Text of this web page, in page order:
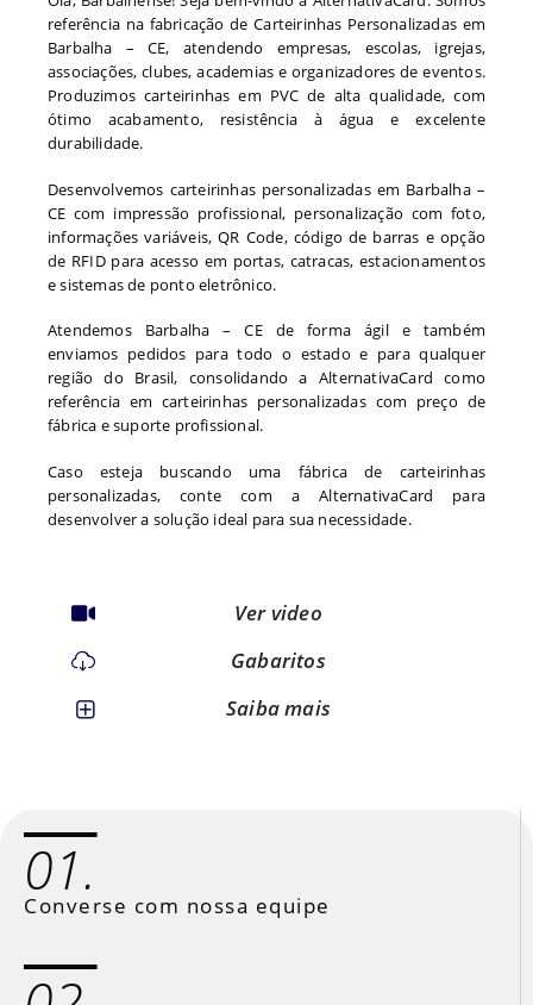
referência na fabricação de Carteirinhas Personalizadas em
Barbalha – CE, atendendo empresas, escolas, igrejas,
associações, clubes, academias e organizadores de eventos.
Produzimos carteirinhas em PVC de alta qualidade, com
ótimo acabamento, resistência à água e excelente
durabilidade.
Desenvolvemos carteirinhas personalizadas em Barbalha –
CE com impressão profissional, personalização com foto,
informações variáveis, QR Code, código de barras e opção
de RFID para acesso em portas, catracas, estacionamentos
e sistemas de ponto eletrônico.
Atendemos Barbalha – CE de forma ágil e também
enviamos pedidos para todo o estado e para qualquer
região do Brasil, consolidando a AlternativaCard como
referência em carteirinhas personalizadas com preço de
fábrica e suporte profissional.
Caso esteja buscando uma fábrica de carteirinhas
personalizadas, conte com a AlternativaCard para
desenvolver a solução ideal para sua necessidade.
Ver video
Gabaritos
Saiba mais
01.
Converse com nossa equipe